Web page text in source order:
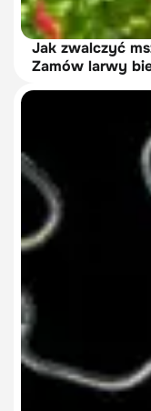
Jak zwalczyć
Zamów larwy